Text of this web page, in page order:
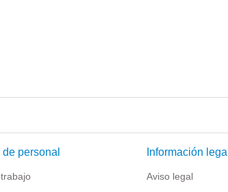
personal Información legal
Aviso legal